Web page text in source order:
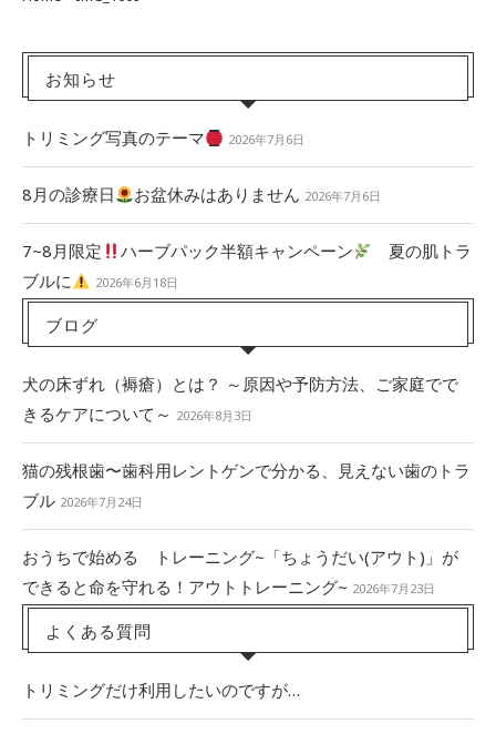
お知らせ
トリミング写真のテーマ 2026年7月6日
8月の診療日 お盆休みはありません 2026年7月6日
7~8月限定 ハーブパック半額キャンペーン
夏の肌トラ
ブルに
2026年6月18日
ブログ
犬の床ずれ（褥瘡）とは？ ～原因や予防方法、ご家庭でで
きるケアについて～ 2026年8月3日
猫の残根歯〜歯科用レントゲンで分かる、見えない歯のトラ
ブル 2026年7月24日
おうちで始める トレーニング~「ちょうだい(アウト)」が
できると命を守れる！アウトトレーニング~ 2026年7月23日
よくある質問
トリミングだけ利用したいのですが…